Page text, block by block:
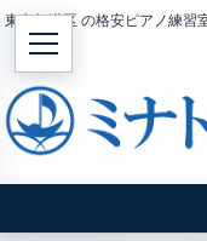
東京都港区 の格安ピアノ練習